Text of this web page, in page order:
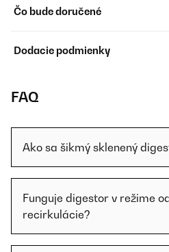
Čo bude doručené
Dodacie podmienky
FAQ
Ako sa šikmý sklenený
Funguje digestor v režime
recirkulácie?